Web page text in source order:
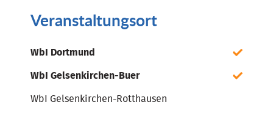
Veranstaltungsort
WbI Dortmund
WbI Gelsenkirchen-Buer
WbI Gelsenkirchen-Rotthausen